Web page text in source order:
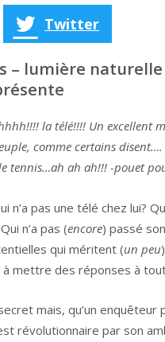
Twitter
– lumière
la télé!!!! Un excellent
comme certains
tennis…ah ah ah!!! -pouet
n’a pas une télé chez lui?
n’a pas (encore) passé son
qui méritent (un peu
mettre des réponses à
mais, qu’un enquêteur
révolutionnaire par son